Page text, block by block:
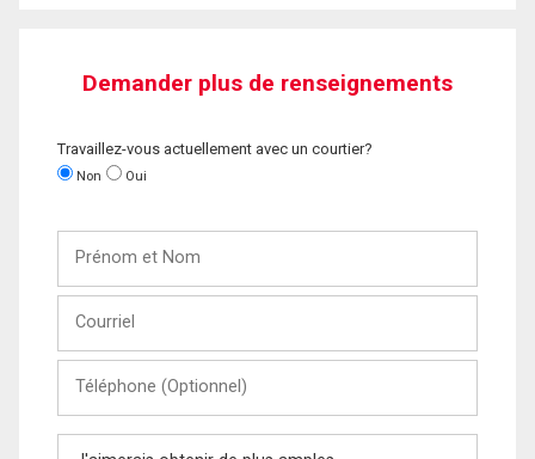
Demander plus de renseignements
Travaillez-vous actuellement avec un courtier?
Non Oui
Nom
(Optionnel)
Message